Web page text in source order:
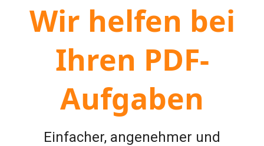
Wir helfen bei
Ihren PDF-
Aufgaben
Einfacher, angenehmer und